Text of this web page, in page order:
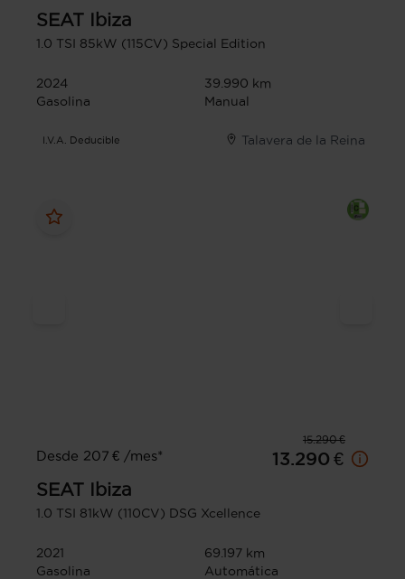
SEAT Ibiza
1.0 TSI 85kW (115CV) Special Edition
2024
39.990 km
Gasolina
Manual
I.V.A. Deducible Talavera de la Reina
15.290 €
Desde 207 € /mes*
13.290 €
SEAT Ibiza
1.0 TSI 81kW (110CV) DSG Xcellence
2021
69.197 km
Gasolina
Automática